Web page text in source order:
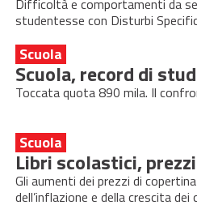
studentesse con Disturbi
Scuola
Scuola, record di
Toccata quota 890 mila. Il
Scuola
Libri scolastici,
Gli aumenti dei prezzi di
dell’inflazione e della crescita